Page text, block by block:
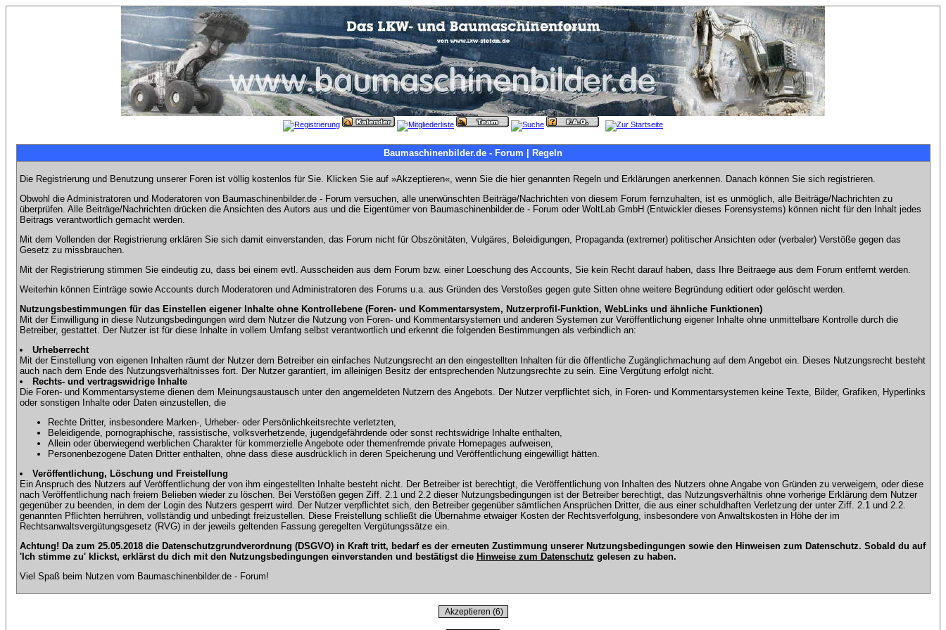
Baumaschinenbilder.de - Forum | Regeln
Die Registrierung und Benutzung unserer Foren ist völlig kostenlos für Sie. Klicken Sie auf »Akzeptieren«, wenn Sie die hier genannten Regeln und Erklärungen anerkennen. Danach können Sie sich registrieren.
Obwohl die Administratoren und Moderatoren von Baumaschinenbilder.de - Forum versuchen, alle unerwünschten Beiträge/Nachrichten von diesem Forum fernzuhalten, ist es unmöglich, alle Beiträge/Nachrichten zu
überprüfen. Alle Beiträge/Nachrichten drücken die Ansichten des Autors aus und die Eigentümer von Baumaschinenbilder.de - Forum oder WoltLab GmbH (Entwickler dieses Forensystems) können nicht für den Inhalt jedes
Beitrags verantwortlich gemacht werden.
Mit dem Vollenden der Registrierung erklären Sie sich damit einverstanden, das Forum nicht für Obszönitäten, Vulgäres, Beleidigungen, Propaganda (extremer) politischer Ansichten oder (verbaler) Verstöße gegen das
Gesetz zu missbrauchen.
Mit der Registrierung stimmen Sie eindeutig zu, dass bei einem evtl. Ausscheiden aus dem Forum bzw. einer Loeschung des Accounts, Sie kein Recht darauf haben, dass Ihre Beitraege aus dem Forum entfernt werden.
Weiterhin können Einträge sowie Accounts durch Moderatoren und Administratoren des Forums u.a. aus Gründen des Verstoßes gegen gute Sitten ohne weitere Begründung editiert oder gelöscht werden.
Nutzungsbestimmungen für das Einstellen eigener Inhalte ohne Kontrollebene (Foren- und Kommentarsystem, Nutzerprofil-Funktion, WebLinks und ähnliche Funktionen)
Mit der Einwilligung in diese Nutzungsbedingungen wird dem Nutzer die Nutzung von Foren- und Kommentarsystemen und anderen Systemen zur Veröffentlichung eigener Inhalte ohne unmittelbare Kontrolle durch die
Betreiber, gestattet. Der Nutzer ist für diese Inhalte in vollem Umfang selbst verantwortlich und erkennt die folgenden Bestimmungen als verbindlich an:
Urheberrecht
Mit der Einstellung von eigenen Inhalten räumt der Nutzer dem Betreiber ein einfaches Nutzungsrecht an den eingestellten Inhalten für die öffentliche Zugänglichmachung auf dem Angebot ein. Dieses Nutzungsrecht besteht
auch nach dem Ende des Nutzungsverhältnisses fort. Der Nutzer garantiert, im alleinigen Besitz der entsprechenden Nutzungsrechte zu sein. Eine Vergütung erfolgt nicht.
Rechts- und vertragswidrige Inhalte
Die Foren- und Kommentarsysteme dienen dem Meinungsaustausch unter den angemeldeten Nutzern des Angebots. Der Nutzer verpflichtet sich, in Foren- und Kommentarsystemen keine Texte, Bilder, Grafiken, Hyperlinks
oder sonstigen Inhalte oder Daten einzustellen, die
Rechte Dritter, insbesondere Marken-, Urheber- oder Persönlichkeitsrechte verletzten,
Beleidigende, pornographische, rassistische, volksverhetzende, jugendgefährdende oder sonst rechtswidrige Inhalte enthalten,
Allein oder überwiegend werblichen Charakter für kommerzielle Angebote oder themenfremde private Homepages aufweisen,
Personenbezogene Daten Dritter enthalten, ohne dass diese ausdrücklich in deren Speicherung und Veröffentlichung eingewilligt hätten.
Veröffentlichung, Löschung und Freistellung
Ein Anspruch des Nutzers auf Veröffentlichung der von ihm eingestellten Inhalte besteht nicht. Der Betreiber ist berechtigt, die Veröffentlichung von Inhalten des Nutzers ohne Angabe von Gründen zu verweigern, oder diese
nach Veröffentlichung nach freiem Belieben wieder zu löschen. Bei Verstößen gegen Ziff. 2.1 und 2.2 dieser Nutzungsbedingungen ist der Betreiber berechtigt, das Nutzungsverhältnis ohne vorherige Erklärung dem Nutzer
gegenüber zu beenden, in dem der Login des Nutzers gesperrt wird. Der Nutzer verpflichtet sich, den Betreiber gegenüber sämtlichen Ansprüchen Dritter, die aus einer schuldhaften Verletzung der unter Ziff. 2.1 und 2.2.
genannten Pflichten herrühren, vollständig und unbedingt freizustellen. Diese Freistellung schließt die Übernahme etwaiger Kosten der Rechtsverfolgung, insbesondere von Anwaltskosten in Höhe der im
Rechtsanwaltsvergütungsgesetz (RVG) in der jeweils geltenden Fassung geregelten Vergütungssätze ein.
Achtung! Da zum 25.05.2018 die Datenschutzgrundverordnung (DSGVO) in Kraft tritt, bedarf es der erneuten Zustimmung unserer Nutzungsbedingungen sowie den Hinweisen zum Datenschutz. Sobald du auf
'Ich stimme zu' klickst, erklärst du dich mit den Nutzungsbedingungen einverstanden und bestätigst die Hinweise zum Datenschutz gelesen zu haben.
Viel Spaß beim Nutzen vom Baumaschinenbilder.de - Forum!